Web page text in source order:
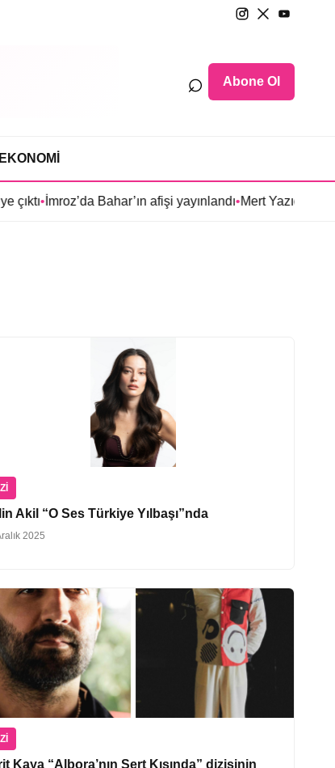
⌕ Abone Ol
EKONOMİ
•İmroz’da Bahar’ın afişi yayınlandı•Mert
Akil “O Ses Türkiye Yılbaşı”nda
2025
Kaya “Albora’nın Sert Kışında” dizisinin